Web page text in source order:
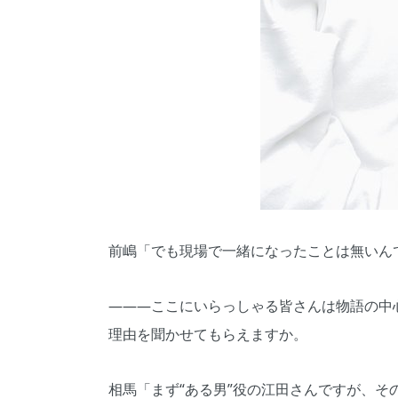
前嶋「でも現場で一緒になったことは無い
―――ここにいらっしゃる皆さんは物語の中
理由を聞かせてもらえますか。
相馬「まず“ある男”役の江田さんですが、